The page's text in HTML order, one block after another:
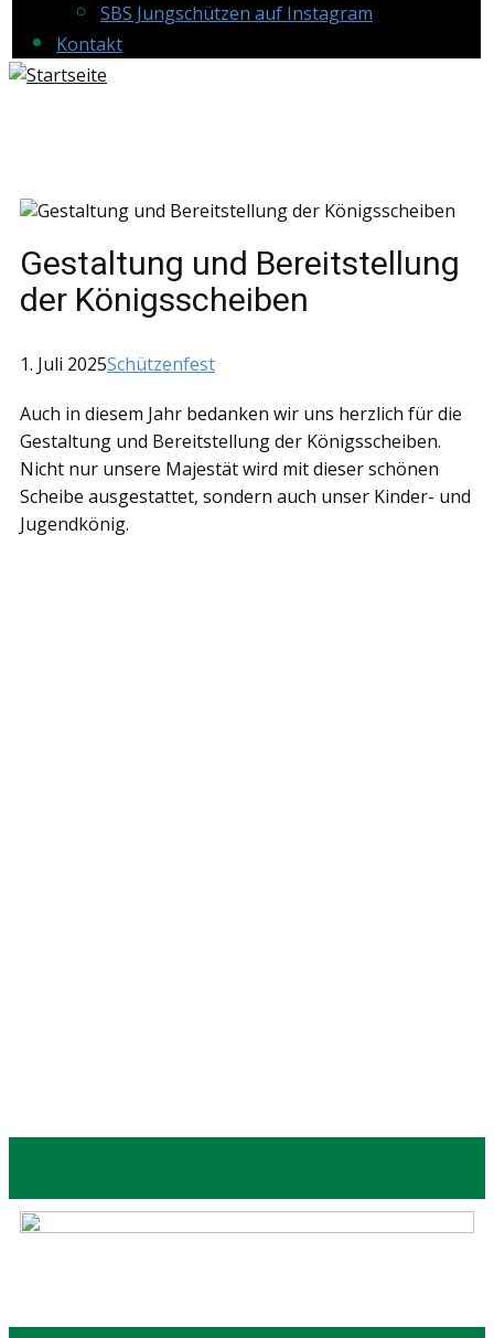
SBS Jungschützen auf Instagram
Kontakt
Gestaltung und Bereitstellung
der Königsscheiben
1. Juli 2025Schützenfest
Auch in diesem Jahr bedanken wir uns herzlich für die
Gestaltung und Bereitstellung der Königsscheiben.
Nicht nur unsere Majestät wird mit dieser schönen
Scheibe ausgestattet, sondern auch unser Kinder- und
Jugendkönig.